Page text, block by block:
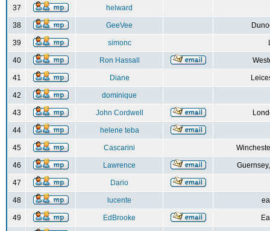
37 helward
38 GeeVee
39 simonc
40 Ron Hassall
41 Diane
42 dominique
43 John Cordwell
44 helene teba
45 Cascarini
46 Lawrence
47 Dario
48 lucente
49 EdBrooke